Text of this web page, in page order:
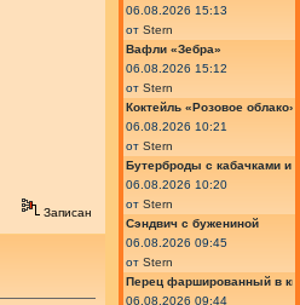
Записан
06.08.2026 15:13
от Stern
Вафли «Зебра»
06.08.2026 15:12
от Stern
Коктейль «Розовое
06.08.2026 10:21
от Stern
Бутерброды с кабачками и
06.08.2026 10:20
от Stern
Сэндвич с бужениной
06.08.2026 09:45
от Stern
Перец фаршированный в
06.08.2026 09:44